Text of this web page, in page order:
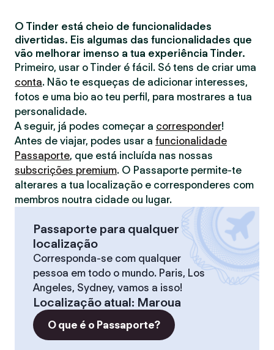
O Tinder está cheio de funcionalidades
divertidas. Eis algumas das funcionalidades que
vão melhorar imenso a tua experiência Tinder.
Primeiro, usar o Tinder é fácil. Só tens de criar uma
conta. Não te esqueças de adicionar interesses,
fotos e uma bio ao teu perfil, para mostrares a tua
personalidade.
A seguir, já podes começar a corresponder!
Antes de viajar, podes usar a funcionalidade
Passaporte, que está incluída nas nossas
subscrições premium. O Passaporte permite-te
alterares a tua localização e corresponderes com
membros noutra cidade ou lugar.
Passaporte para qualquer
localização
Corresponda-se com qualquer
pessoa em todo o mundo. Paris, Los
Angeles, Sydney, vamos a isso!
Localização atual: Maroua
O que é o Passaporte?